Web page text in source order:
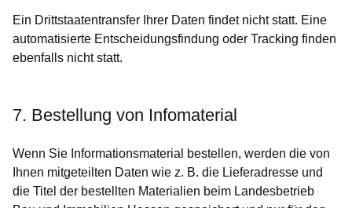
Ein Drittstaatentransfer Ihrer Daten findet nicht statt. Eine
automatisierte Entscheidungsfindung oder Tracking finden
ebenfalls nicht statt.
7. Bestellung von Infomaterial
Wenn Sie Informationsmaterial bestellen, werden die von
Ihnen mitgeteilten Daten wie z. B. die Lieferadresse und
die Titel der bestellten Materialien beim Landesbetrieb